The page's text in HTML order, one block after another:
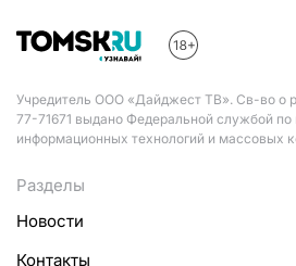
Учредитель ООО «Дайджест ТВ». Св-во
77-71671 выдано Федеральной службой по
информационных технологий и массовых
Разделы
Новости
Контакты